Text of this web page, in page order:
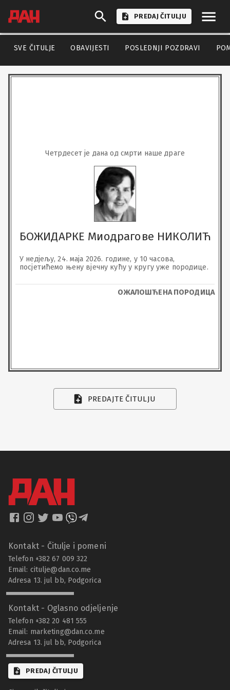
PREDAJ ČITULJU
SVE ČITULJE OBAVIJESTI POSLEDNJI POZDRAVI
Четрдесет је дана од смрти наше драге
БОЖИДАРКЕ Миодрагове НИКОЛИЋ
У недјељу, 24. маја 2026. године, у 10 часова,
посјетићемо њену вјечну кућу у кругу уже породице.
ОЖАЛОШЋЕНА ПОРОДИЦА
PREDAJTE ČITULJU
Kontakt - Čitulje i pomeni
Telefon +382 67 009 322
Email: citulje@dan.co.me
Adresa 13. jul bb, Podgorica
Kontakt - Oglasno odjeljenje
Telefon +382 20 481 555
Email: marketing@dan.co.me
Adresa 13. jul bb, Podgorica
PREDAJ ČITULJU